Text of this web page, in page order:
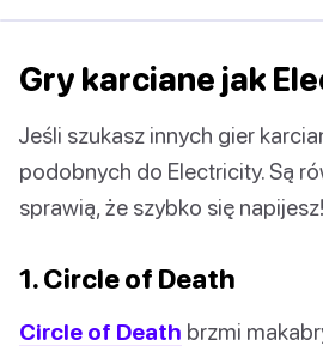
Gry karciane jak
Jeśli szukasz innych gier
podobnych do Electricity. Są
sprawią, że szybko się napijesz!
1. Circle of Death
Circle of Death brzmi